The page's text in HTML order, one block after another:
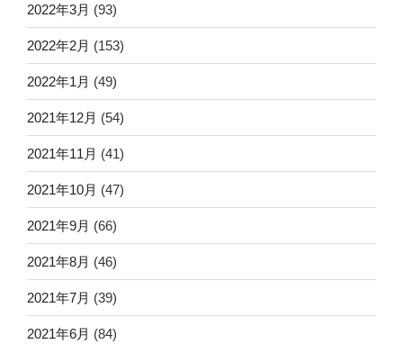
2022年3月 (93)
2022年2月 (153)
2022年1月 (49)
2021年12月 (54)
2021年11月 (41)
2021年10月 (47)
2021年9月 (66)
2021年8月 (46)
2021年7月 (39)
2021年6月 (84)